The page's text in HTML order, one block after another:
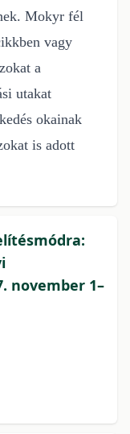
Mokyr fél
vagy
a
utakat
okainak
is adott
november 1–